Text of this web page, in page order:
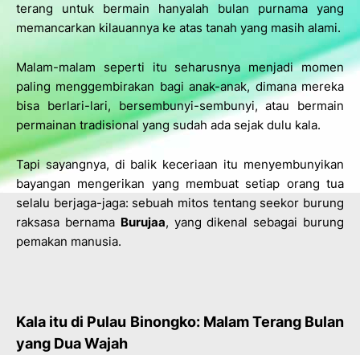
terang untuk bermain hanyalah bulan purnama yang
memancarkan kilauannya ke atas tanah yang masih alami.
Malam-malam seperti itu seharusnya menjadi momen
paling menggembirakan bagi anak-anak, dimana mereka
bisa berlari-lari, bersembunyi-sembunyi, atau bermain
permainan tradisional yang sudah ada sejak dulu kala.
Tapi sayangnya, di balik keceriaan itu menyembunyikan
bayangan mengerikan yang membuat setiap orang tua
selalu berjaga-jaga: sebuah mitos tentang seekor burung
raksasa bernama Burujaa, yang dikenal sebagai burung
pemakan manusia.
Kala itu di Pulau Binongko: Malam Terang Bulan
yang Dua Wajah